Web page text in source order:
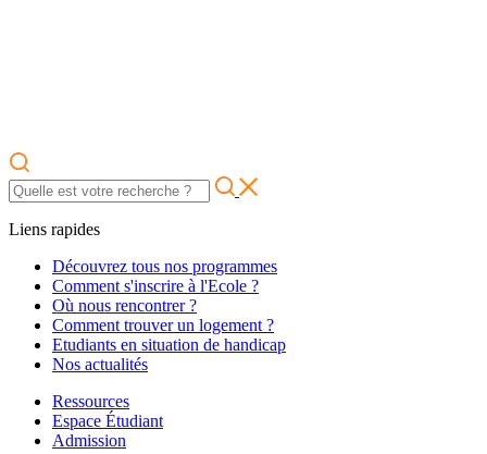
Liens rapides
Découvrez tous nos programmes
Comment s'inscrire à l'Ecole ?
Où nous rencontrer ?
Comment trouver un logement ?
Etudiants en situation de handicap
Nos actualités
Ressources
Espace Étudiant
Admission